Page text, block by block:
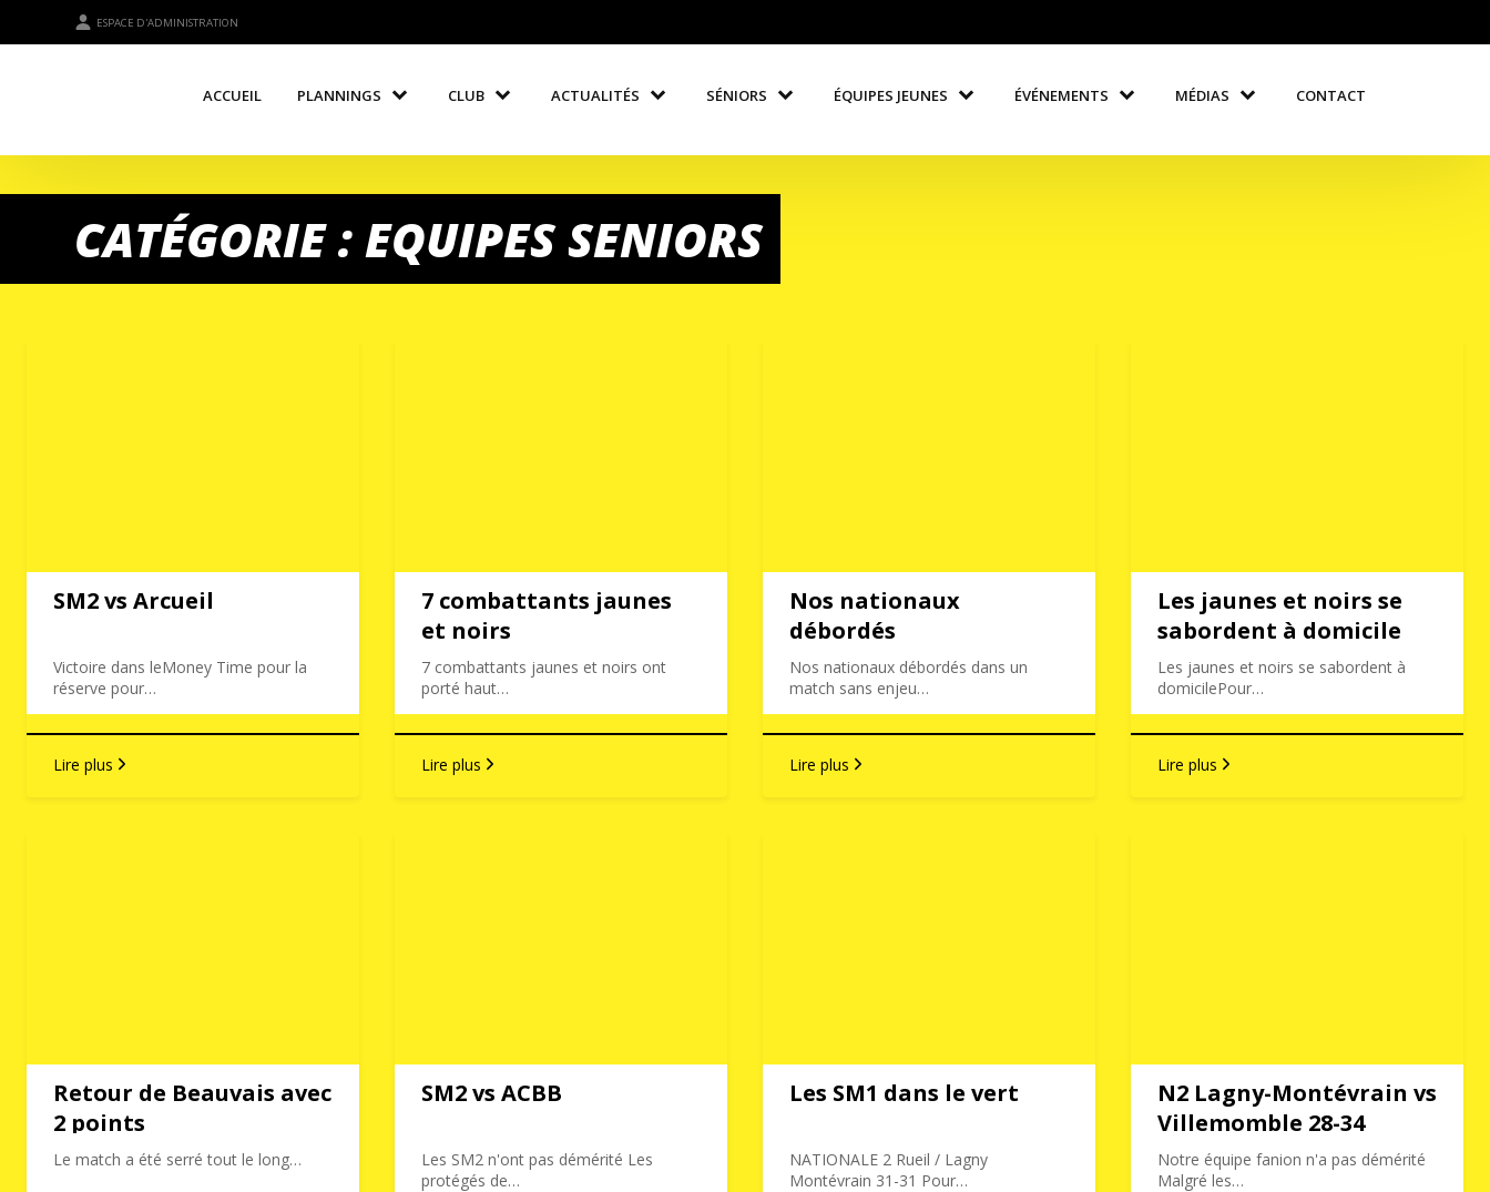
ESPACE D'ADMINISTRATION
ACCUEIL PLANNINGS CLUB ACTUALITÉS SÉNIORS ÉQUIPES JEUNES ÉVÉNEMENTS MÉDIAS CONTACT
CATÉGORIE : EQUIPES SENIORS
SM2 vs Arcueil
Victoire dans leMoney Time pour la
réserve pour…
Lire plus
7 combattants jaunes
et noirs
7 combattants jaunes et noirs ont
porté haut…
Lire plus
Nos nationaux
débordés
Nos nationaux débordés dans un
match sans enjeu…
Lire plus
Les jaunes et noirs se
sabordent à domicile
Les jaunes et noirs se sabordent à
domicilePour…
Lire plus
Retour de Beauvais avec
2 points
Le match a été serré tout le long…
SM2 vs ACBB
Les SM2 n'ont pas démérité Les
protégés de…
Les SM1 dans le vert
NATIONALE 2 Rueil / Lagny
Montévrain 31-31 Pour…
N2 Lagny-Montévrain vs
Villemomble 28-34
Notre équipe fanion n'a pas démérité
Malgré les…